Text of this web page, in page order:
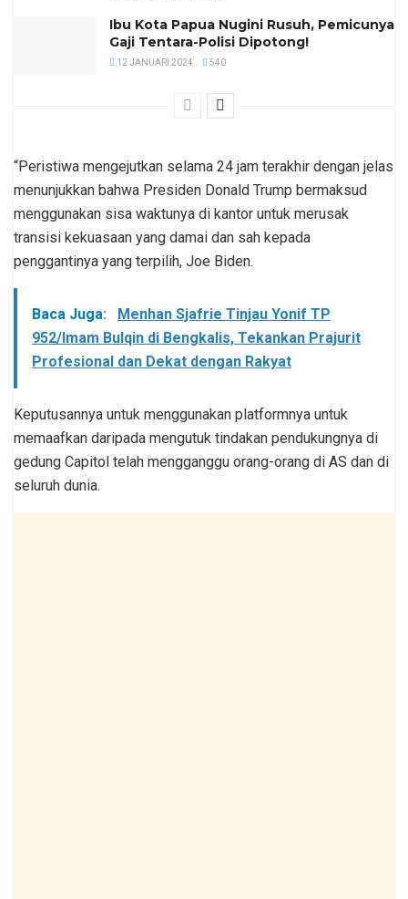
Ibu Kota Papua Nugini Rusuh, Pemicunya
Gaji Tentara-Polisi Dipotong!
12 JANUARI 2024 540
“Peristiwa mengejutkan selama 24 jam terakhir dengan jelas
menunjukkan bahwa Presiden Donald Trump bermaksud
menggunakan sisa waktunya di kantor untuk merusak
transisi kekuasaan yang damai dan sah kepada
penggantinya yang terpilih, Joe Biden.
Baca Juga:
Menhan Sjafrie Tinjau Yonif TP
952/Imam Bulqin di Bengkalis, Tekankan Prajurit
Profesional dan Dekat dengan Rakyat
Keputusannya untuk menggunakan platformnya untuk
memaafkan daripada mengutuk tindakan pendukungnya di
gedung Capitol telah mengganggu orang-orang di AS dan di
seluruh dunia.